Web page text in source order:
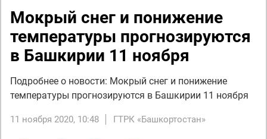
Мокрый снег и понижение
температуры прогнозируются
в Башкирии 11 ноября
Подробнее о новости: Мокрый снег и понижение
температуры прогнозируются в Башкирии 11 ноября
11 ноября 2020, 10:48 ГТРК «Башкортостан»